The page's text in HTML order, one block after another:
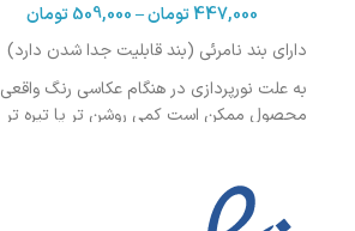
447,000تومان–
509,000 تومان
دارای بند نامرئی (بند قابلیت جدا شدن دارد)
به علت نورپردازی در هنگام عکاسی رنگ واقعی
محصول ممکن است کمی روشن تر یا تیره تر